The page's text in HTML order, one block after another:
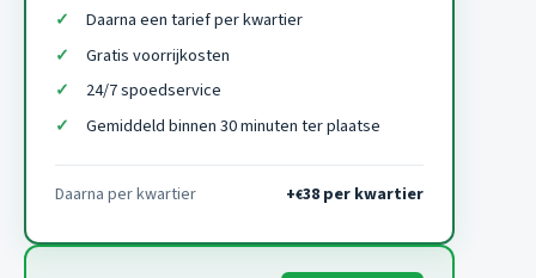
Daarna een tarief per kwartier
Gratis voorrijkosten
24/7 spoedservice
Gemiddeld binnen 30 minuten ter plaatse
Daarna per kwartier +€38 per kwartier